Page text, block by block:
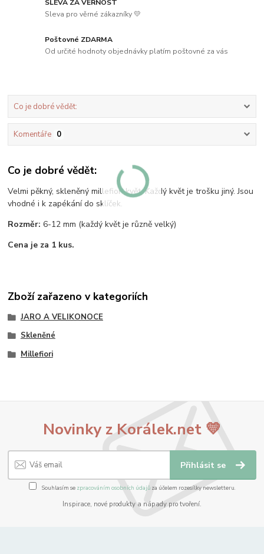
SLEVA ZA VĚRNOST
Sleva pro věrné zákazníky 💛
Poštovné ZDARMA
Od určité hodnoty objednávky platím poštovné za vás
Co je dobré vědět:
Komentáře 0
Co je dobré vědět:
Velmi pěkný, skleněný millefiori květ. Každý květ je trošku jiný. Jsou
vhodné i k zapékání do sklíček.
Rozměr: 6-12 mm (každý květ je různě velký)
Cena je za 1 kus.
Zboží zařazeno v kategoriích
JARO A VELIKONOCE
Skleněné
Millefiori
Novinky z Korálek.net 💛
Přihlásit se
Souhlasím se zpracováním osobních údajůza účelem rozesílky newsletteru.
Inspirace, nové produkty a nápady pro tvoření.